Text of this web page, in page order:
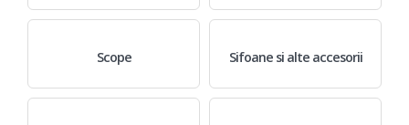
Scope Sifoane si alte accesorii